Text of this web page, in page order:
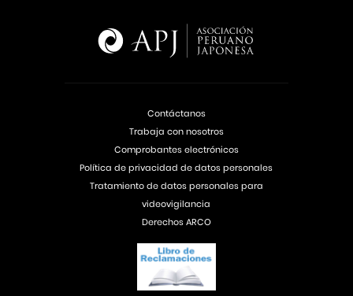
Contáctanos
Trabaja con nosotros
Comprobantes electrónicos
Política de privacidad de datos personales
Tratamiento de datos personales para
videovigilancia
Derechos ARCO